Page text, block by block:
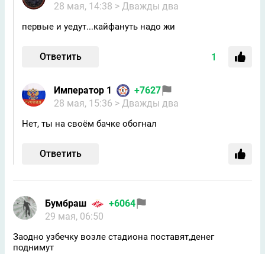
28 мая, 14:38 > Дважды два
первые и уедут...кайфануть надо жи
Ответить 1
Император 1
+7627
28 мая, 15:36 > Дважды два
Нет, ты на своём бачке обогнал
Ответить
Бумбраш
+6064
29 мая, 06:50
Заодно узбечку возле стадиона поставят,денег
поднимут